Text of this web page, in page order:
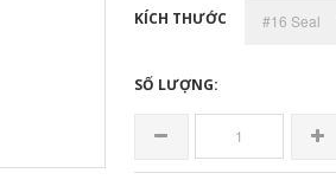
KÍCH THƯỚC
SỐ LƯỢNG: